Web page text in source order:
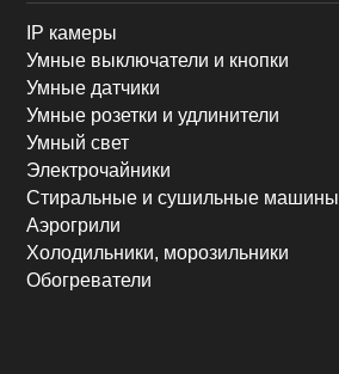
IP камеры
Умные выключатели и кнопки
Умные датчики
Умные розетки и удлинители
Умный свет
Электрочайники
Стиральные и сушильные машины
Аэрогрили
Холодильники, морозильники
Обогреватели